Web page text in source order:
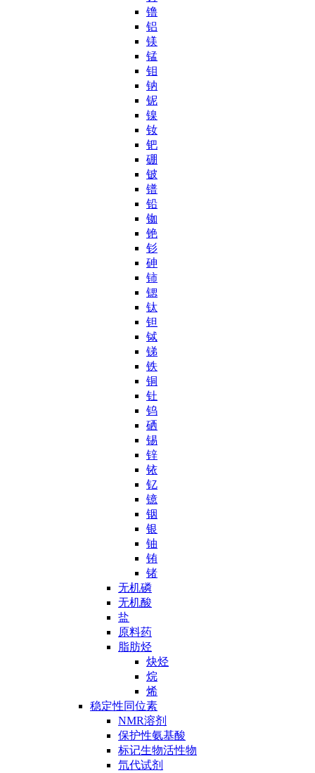
镥
铝
镁
锰
钼
钠
铌
镍
钕
钯
硼
铍
镨
铅
铷
铯
钐
砷
铈
锶
钛
钽
铽
锑
铁
铜
钍
钨
硒
锡
锌
铱
钇
镱
铟
银
铀
铕
锗
无机磷
无机酸
盐
原料药
脂肪烃
炔烃
烷
烯
稳定性同位素
NMR溶剂
保护性氨基酸
标记生物活性物
氘代试剂